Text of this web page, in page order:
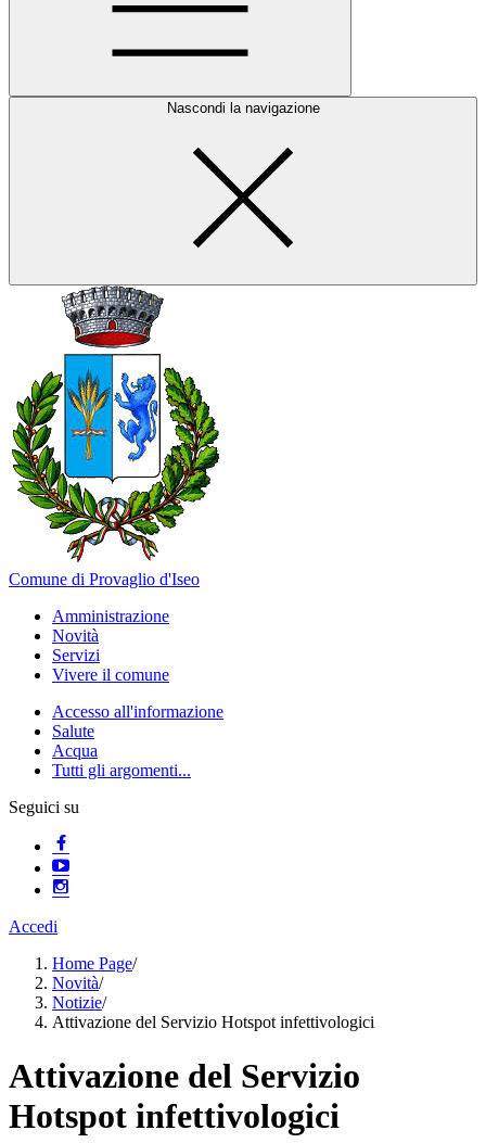
Nascondi la navigazione
Comune di Provaglio d'Iseo
Amministrazione
Novità
Servizi
Vivere il comune
Accesso all'informazione
Salute
Acqua
Tutti gli argomenti...
Seguici su
Accedi
Home Page/
Novità/
Notizie/
Attivazione del Servizio Hotspot infettivologici
Attivazione del Servizio
Hotspot infettivologici